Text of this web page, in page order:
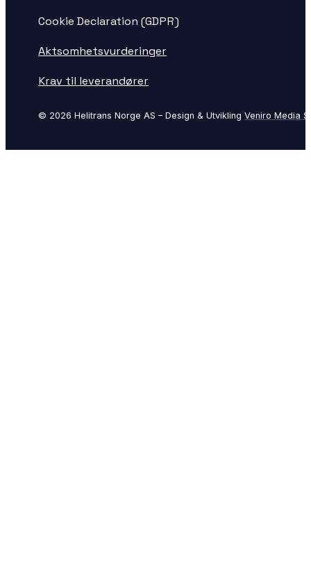
Cookie Declaration (GDPR)
Aktsomhetsvurderinger
Krav til leverandører
© 2026 Helitrans Norge AS – Design & UtviklingVeniro Media